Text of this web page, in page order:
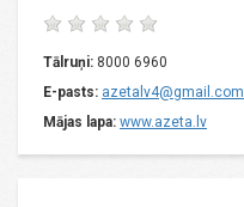
Tālruņi: 8000 6960
E-pasts: azetalv4@gmail.com
Mājas lapa: www.azeta.lv